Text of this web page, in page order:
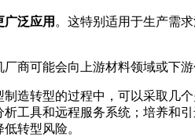
泛应用 。这特别适用于生产需
商可能会向上游材料领域或下
造转型的过程中，可以采取几
工具和远程服务系统；培养和
转型风险。